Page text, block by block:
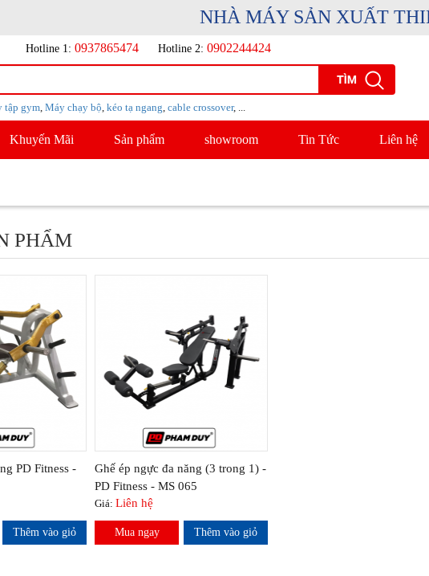
NHÀ MÁY SẢN XUẤT
Hotline 1: 0937865474 Hotline 2: 0902244424
tập gym, Máy chạy bộ, kéo tạ ngang, cable crossover, ...
Khuyến Mãi Sản phẩm showroom Tin Tức Liên hệ
PHẨM
PD Fitness -
Thêm vào giỏ
Ghế ép ngực đa năng (3 trong 1) -
PD Fitness - MS 065
Giá:Liên hệ
Mua ngay Thêm vào giỏ